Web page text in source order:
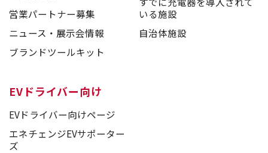
営業パートナー募集
ニュース・展示会情報
ブランドツールキット
いる施設
自治体施設
EVドライバー向け
EVドライバー向けページ
エネチェンジEVサポーター
ズ